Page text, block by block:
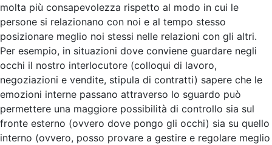
molta più consapevolezza rispetto al modo in cui le
persone si relazionano con noi e al tempo stesso
posizionare meglio noi stessi nelle relazioni con gli altri.
Per esempio, in situazioni dove conviene guardare negli
occhi il nostro interlocutore (colloqui di lavoro,
negoziazioni e vendite, stipula di contratti) sapere che le
emozioni interne passano attraverso lo sguardo può
permettere una maggiore possibilità di controllo sia sul
fronte esterno (ovvero dove pongo gli occhi) sia su quello
interno (ovvero, posso provare a gestire e regolare meglio